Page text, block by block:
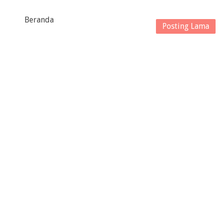
Posting Lama
Beranda